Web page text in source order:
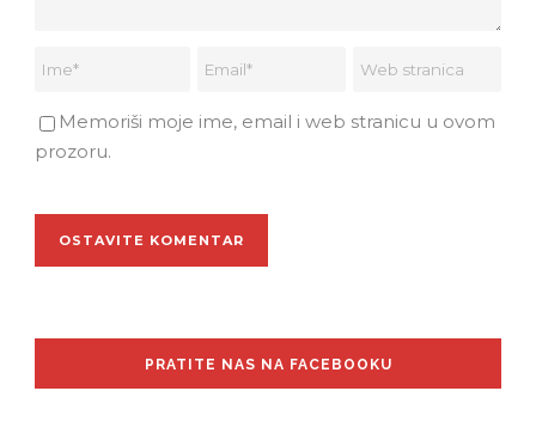
Memoriši moje ime, email i web stranicu u ovom
prozoru.
PRATITE NAS NA FACEBOOKU